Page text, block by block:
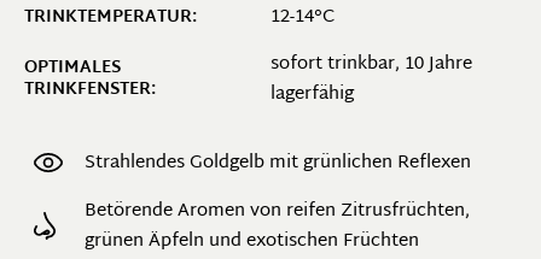
TRINKTEMPERATUR: 12-14°C
OPTIMALES
TRINKFENSTER:
sofort trinkbar, 10 Jahre
lagerfähig
Strahlendes Goldgelb mit grünlichen Reflexen
Betörende Aromen von reifen Zitrusfrüchten,
grünen Äpfeln und exotischen Früchten